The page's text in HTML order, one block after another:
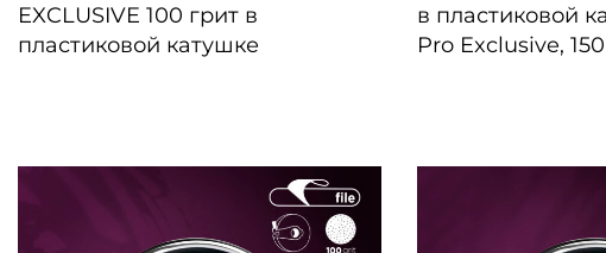
EXCLUSIVE 100 грит в
пластиковой катушке
в пластиковой
Pro Exclusive,